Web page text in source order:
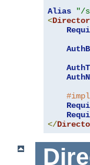
Alias
"/
<
</